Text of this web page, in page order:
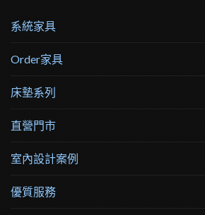
系統家具
Order家具
床墊系列
直營門市
室內設計案例
優質服務